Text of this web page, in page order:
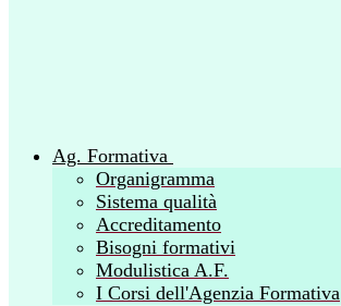
Ag. Formativa
Organigramma
Sistema qualità
Accreditamento
Bisogni formativi
Modulistica A.F.
I Corsi dell'Agenzia Formativa